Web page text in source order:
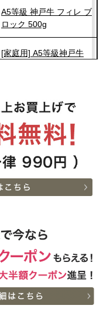
A5等級 神戸牛 フィレ ブ
ロック 500g
[家庭用] A5等級神戸牛
円 ステーキ・ハンバーグ
ンバーグ150ｇ×4個）
神戸牛ギフトセット 2万
円 すきやき（リブロー
ス・肩ロース・ランプ）
[お徳用]アウトレット A5
等級神戸牛 焼肉・BBQ
円 しゃぶしゃぶ（バラ・
プレミアム霜降りもも）
400g
神戸牛カタログギフト
８千円
神戸牛カタログギフト